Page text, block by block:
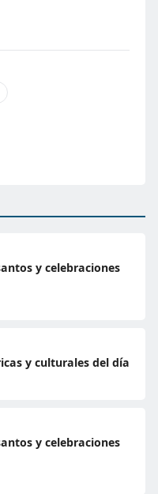
y celebraciones
y culturales del día
y celebraciones